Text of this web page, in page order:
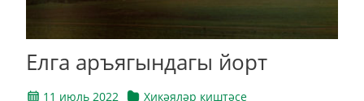
Елга аръягындагы йорт
11 июль 2022
Хикәяләр киштәсе